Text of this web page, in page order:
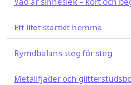
Ett litet startkit hemma
Rymdbalans steg för steg
Metallfjäder och